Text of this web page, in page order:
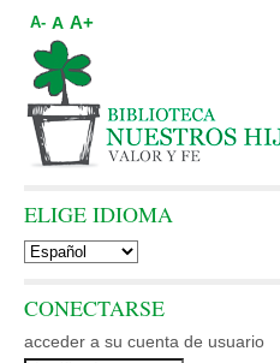
A- A A+
ELIGE IDIOMA
CONECTARSE
acceder a su cuenta de usuario